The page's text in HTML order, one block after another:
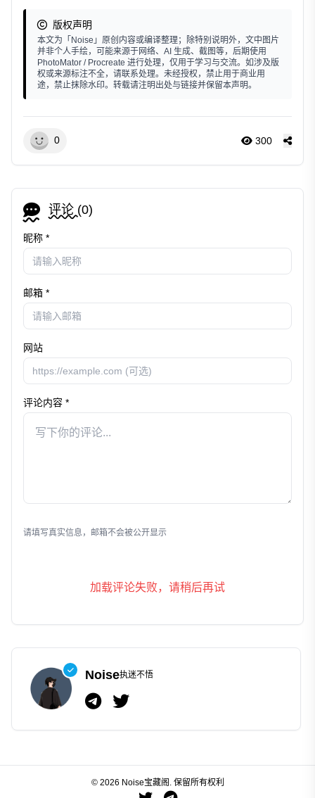
版权声明
本文为「Noise」原创内容或编译整理；除特别说明外，文中图片
并非个人手绘，可能来源于网络、AI 生成、截图等，后期使用
PhotoMator / Procreate 进行处理，仅用于学习与交流。如涉及版
权或来源标注不全，请联系处理。未经授权，禁止用于商业用
途，禁止抹除水印。转载请注明出处与链接并保留本声明。
0 300
评论 (0)
昵称 *
邮箱 *
网站
评论内容 *
请填写真实信息，邮箱不会被公开显示
加载评论失败，请稍后再试
Noise执迷不悟
© 2026 Noise宝藏阁. 保留所有权利